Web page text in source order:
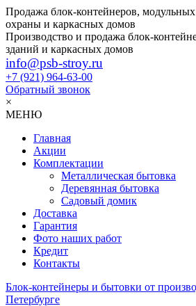
Продажа блок-контейнеров,
охраны и каркасных домов
Производство и продажа блок-
зданий и каркасных домов
info@psb-stroy.ru
+7 (921) 964-63-00
Обратный звонок
×
МЕНЮ
Главная
Акции
Комплектации
Металлическая бытовка
Деревянная бытовка
Садовый домик
Доставка
Гарантия
Фото наших работ
Кредит
Контакты
Блок-контейнеры и бытовки от
Петербурге